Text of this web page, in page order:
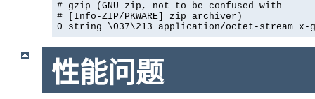
# gzip (GNU zip, not to be confused with
# [Info-ZIP/PKWARE] zip archiver)
0 string \037\213 application/octet-stream x-
性能问题